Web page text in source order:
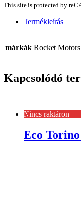
This site is protected by
Termékleírás
márkák Rocket
Kapcsolódó
Nincs raktáron
Eco